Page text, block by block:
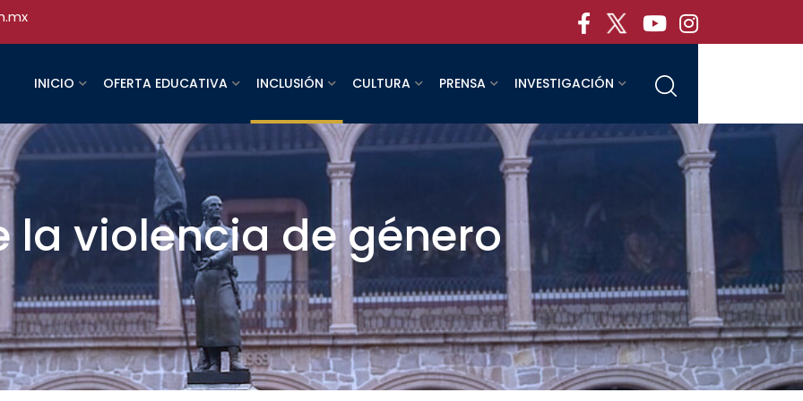
INICIO OFERTA EDUCATIVA INCLUSIÓN CULTURA PRENSA INVESTIGACIÓN
la violencia de género